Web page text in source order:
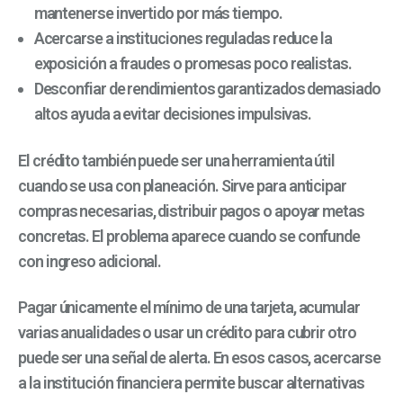
mantenerse invertido por más tiempo.
Acercarse a instituciones reguladas reduce la
exposición a fraudes o promesas poco realistas.
Desconfiar de rendimientos garantizados demasiado
altos ayuda a evitar decisiones impulsivas.
El crédito también puede ser una herramienta útil
cuando se usa con planeación. Sirve para anticipar
compras necesarias, distribuir pagos o apoyar metas
concretas. El problema aparece cuando se confunde
con ingreso adicional.
Pagar únicamente el mínimo de una tarjeta, acumular
varias anualidades o usar un crédito para cubrir otro
puede ser una señal de alerta. En esos casos, acercarse
a la institución financiera permite buscar alternativas